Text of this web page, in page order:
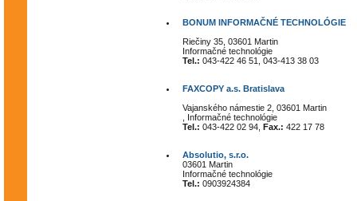
BONUM INFORMAČNÉ TECHNOLÓGIE
Riečiny 35, 03601 Martin
Informačné technológie
Tel.: 043-422 46 51, 043-413 38 03
FAXCOPY a.s. Bratislava
Vajanského námestie 2, 03601 Martin
, Informačné technológie
Tel.: 043-422 02 94, Fax.: 422 17 78
Absolutio, s.r.o.
03601 Martin
Informačné technológie
Tel.: 0903924384